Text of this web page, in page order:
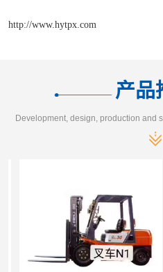
http://www.hytpx.com
产品